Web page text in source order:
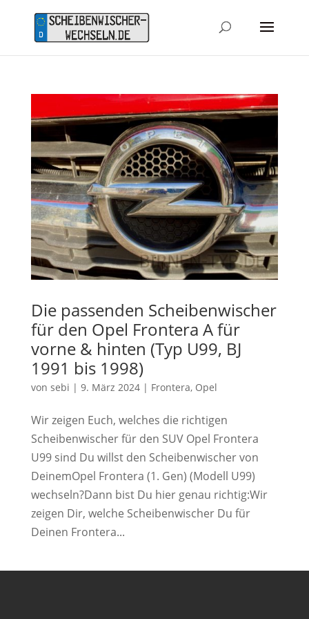
Die passenden Scheibenwischer
für den Opel Frontera A für
vorne & hinten (Typ U99, BJ
1991 bis 1998)
von sebi | 9. März 2024| Frontera, Opel
Wir zeigen Euch, welches die richtigen
Scheibenwischer für den SUV Opel Frontera
U99 sind Du willst den Scheibenwischer von
DeinemOpel Frontera (1. Gen) (Modell U99)
wechseln?Dann bist Du hier genau richtig:Wir
zeigen Dir, welche Scheibenwischer Du für
Deinen Frontera...